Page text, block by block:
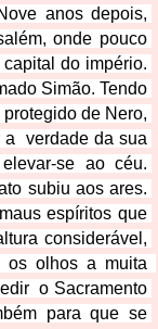
anos depois,
onde pouco
do império.
Simão. Tendo
de Nero,
verdade da sua
se ao céu.
subiu aos ares.
espíritos que
considerável,
os olhos a muita
o Sacramento
para que se